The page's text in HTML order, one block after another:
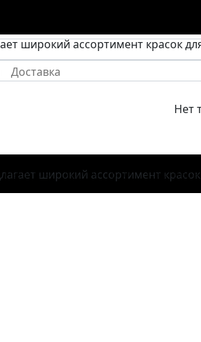
Доставка
Палитры Услуги Блог
Нет